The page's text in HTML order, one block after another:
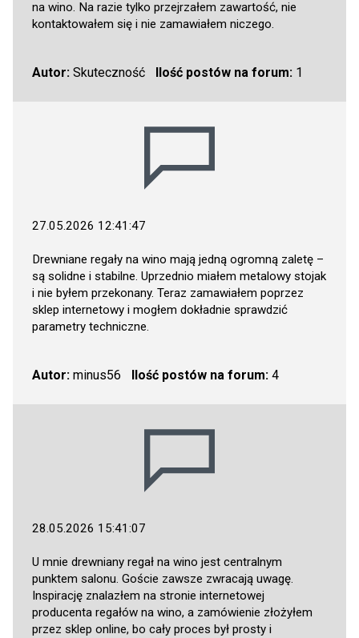
na wino. Na razie tylko przejrzałem zawartość, nie
kontaktowałem się i nie zamawiałem niczego.
Autor: Skuteczność Ilość postów na forum:1
27.05.2026 12:41:47
Drewniane regały na wino mają jedną ogromną zaletę –
są solidne i stabilne. Uprzednio miałem metalowy stojak
i nie byłem przekonany. Teraz zamawiałem poprzez
sklep internetowy i mogłem dokładnie sprawdzić
parametry techniczne.
Autor: minus56 Ilość postów na forum:4
28.05.2026 15:41:07
U mnie drewniany regał na wino jest centralnym
punktem salonu. Goście zawsze zwracają uwagę.
Inspirację znalazłem na stronie internetowej
producenta regałów na wino, a zamówienie złożyłem
przez sklep online, bo cały proces był prosty i